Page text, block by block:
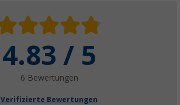
Berger MBC Multi Batterie Ladegerät
ab34,99€UVP
4.83 / 5
6 Bewertungen
Verifizierte Bewertungen